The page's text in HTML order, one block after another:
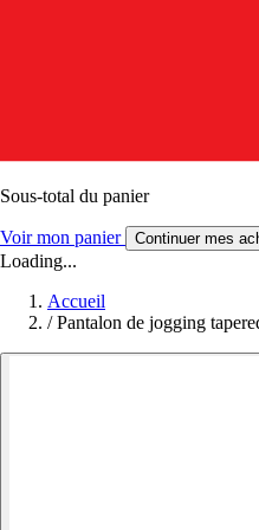
Sous-total du panier
Voir mon panier Continuer mes
Loading...
Accueil
/ Pantalon de jogging